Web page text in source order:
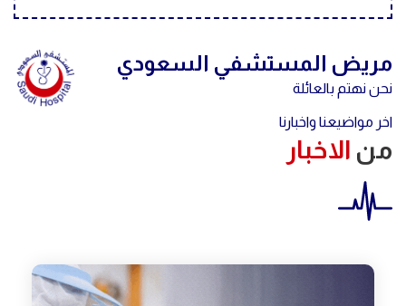
مريض المستشفي السعودي
نحن نهتم بالعائلة
اخر مواضيعنا واخبارنا
من الاخبار